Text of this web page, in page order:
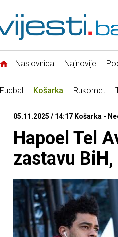
Naslovnica Najnovije
Fudbal Košarka Rukomet
05.11.2025 / 14:17 Košarka -
Hapoel Tel
zastavu BiH,